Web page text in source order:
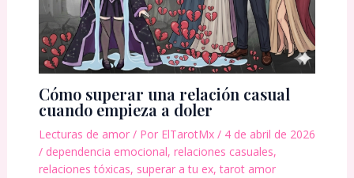
Cómo superar una relación casual
cuando empieza a doler
Lecturas de amor/ Por ElTarotMx / 4 de abril de 2026
/ dependencia emocional, relaciones casuales,
relaciones tóxicas, superar a tu ex,tarot amor